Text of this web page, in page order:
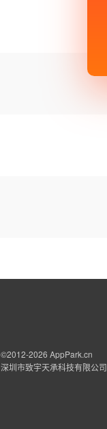
©2012-2026 AppPark.cn
深圳市致宇天承科技有限公司